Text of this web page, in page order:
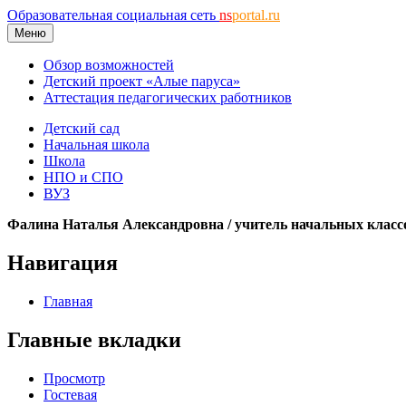
Образовательная социальная сеть nsportal.ru
Меню
Обзор возможностей
Детский проект «Алые паруса»
Аттестация педагогических работников
Детский сад
Начальная школа
Школа
НПО и СПО
ВУЗ
Фалина Наталья Александровна / учитель начальных
Навигация
Главная
Главные вкладки
Просмотр
Гостевая